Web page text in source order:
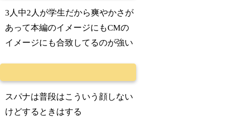
3人中2人が学生だから爽やかさが
あって本編のイメージにもCMの
イメージにも合致してるのが強い
スパナは普段はこういう顔しない
けどするときはする